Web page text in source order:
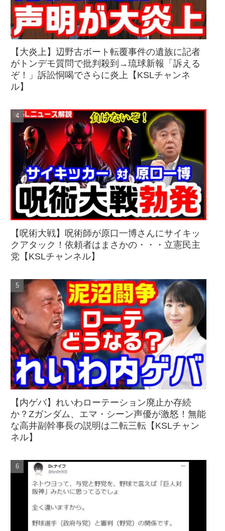
【大炎上】辺野古ボート転覆事件の遺族に記者
がトンデモ質問で批判殺到→琉球新報「訴える
ぞ！」訴訟恫喝でさらに炎上【KSLチャンネ
ル】
【呪術大戦】呪術師が原口一博さんにサイキッ
クアタック！依頼者はまさかの・・・立憲民主
党【KSLチャンネル】
【内ゲバ】れいわローテーション廃止か存続
か？Zガンダム、エマ・シーン声優が激怒！無能
な高井副幹事長の説明は二転三転【KSLチャン
ネル】